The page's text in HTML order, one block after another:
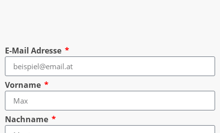
E-Mail Adresse
Vorname
Nachname